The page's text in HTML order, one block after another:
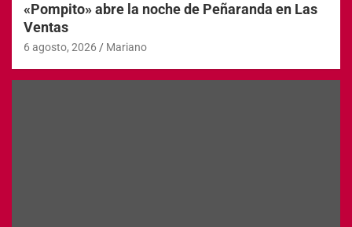
«Pompito» abre la noche de Peñaranda en Las
Ventas
6 agosto, 2026 Mariano